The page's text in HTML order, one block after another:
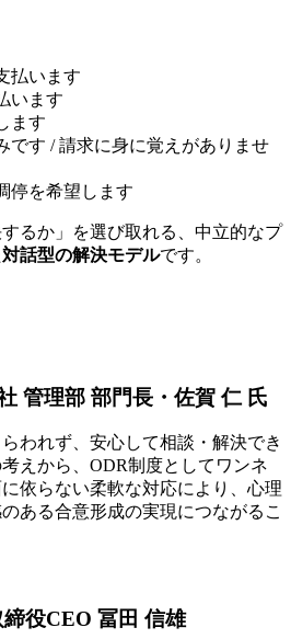
払います
います
ます
です / 請求に身に覚えがありませ
停を希望します
るか」を選び取れる、中立的なプ
対話型の解決モデルです。
管理部 部門長・佐賀 仁 氏
われず、安心して相談・解決でき
えから、ODR制度としてワンネ
依らない柔軟な対応により、心理
ある合意形成の実現につながるこ
役CEO 冨田 信雄